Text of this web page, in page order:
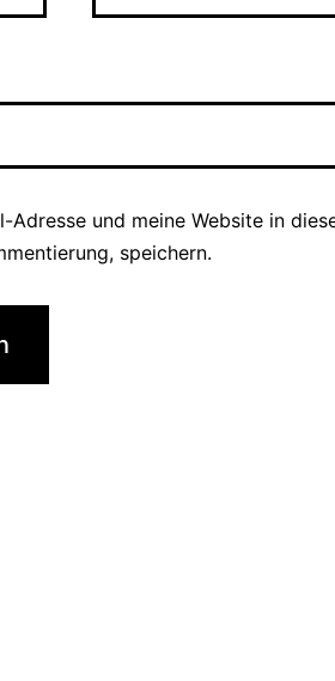
Adresse und meine Website in
speichern.